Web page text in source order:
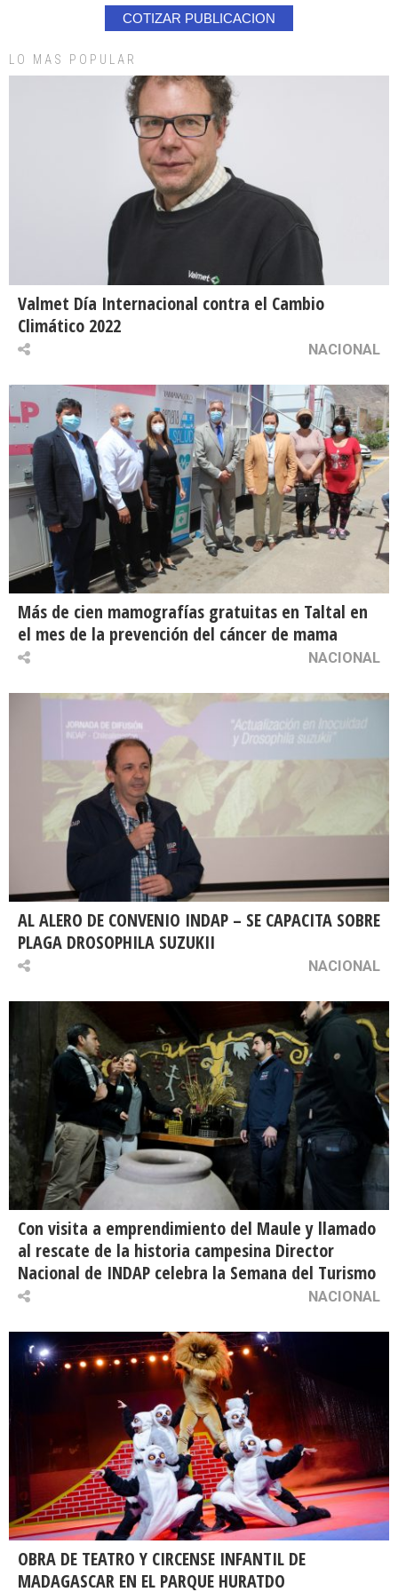
COTIZAR PUBLICACION
LO MAS POPULAR
Valmet Día Internacional contra el Cambio
Climático 2022
NACIONAL
Más de cien mamografías gratuitas en Taltal en
el mes de la prevención del cáncer de mama
NACIONAL
AL ALERO DE CONVENIO INDAP – SE CAPACITA SOBRE
PLAGA DROSOPHILA SUZUKII
NACIONAL
Con visita a emprendimiento del Maule y llamado
al rescate de la historia campesina Director
Nacional de INDAP celebra la Semana del Turismo
NACIONAL
OBRA DE TEATRO Y CIRCENSE INFANTIL DE
MADAGASCAR EN EL PARQUE HURATDO